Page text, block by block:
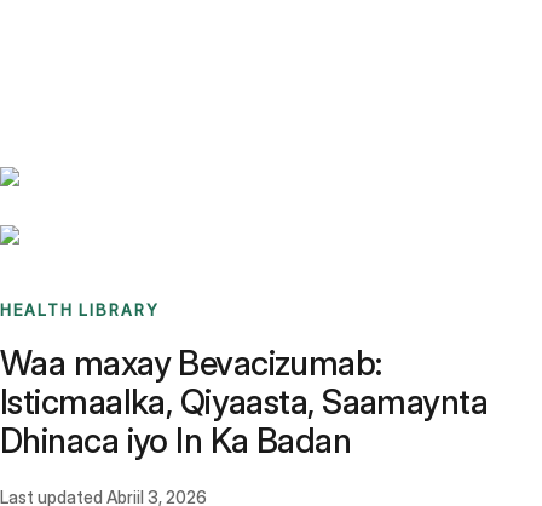
HEALTH LIBRARY
Waa maxay Bevacizumab:
Isticmaalka, Qiyaasta, Saamaynta
Dhinaca iyo In Ka Badan
Last updated Abriil 3, 2026